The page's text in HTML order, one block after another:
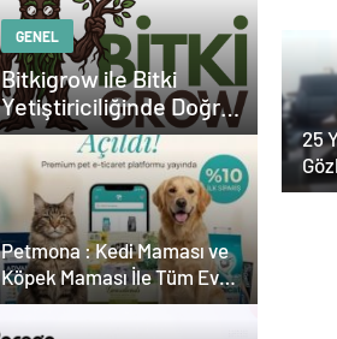
GENEL
Bitkigrow ile Bitki
Yetiştiriciliğinde Doğru
Ekipman ve Ürün
Seçimi
Petmona : Kedi Maması ve
Köpek Maması İle Tüm Evcil
Hayvan Ürünleri
25